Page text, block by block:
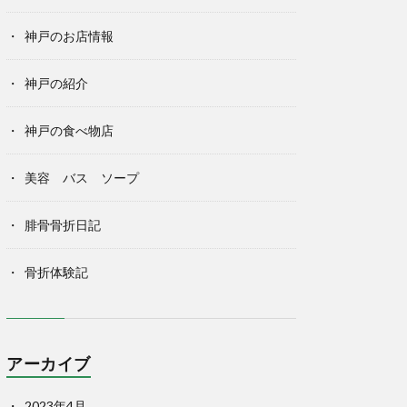
神戸のお店情報
神戸の紹介
神戸の食べ物店
美容 バス ソープ
腓骨骨折日記
骨折体験記
アーカイブ